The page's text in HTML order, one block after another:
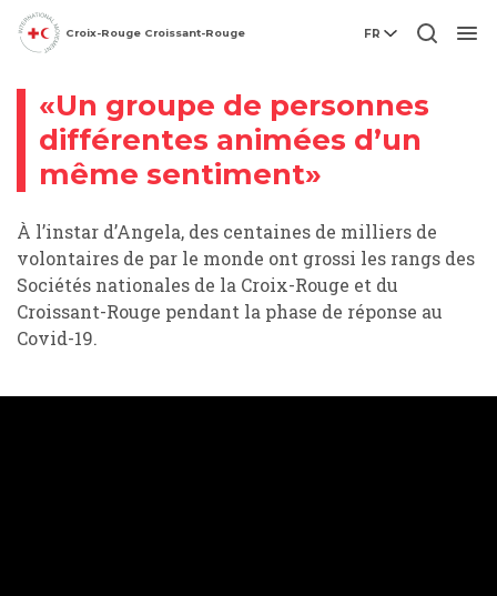
Croix-Rouge Croissant-Rouge FR
Vidéo
«Un groupe de personnes
différentes animées d’un
même sentiment»
À l’instar d’Angela, des centaines de milliers de
volontaires de par le monde ont grossi les rangs des
Sociétés nationales de la Croix-Rouge et du
Croissant-Rouge pendant la phase de réponse au
Covid-19.